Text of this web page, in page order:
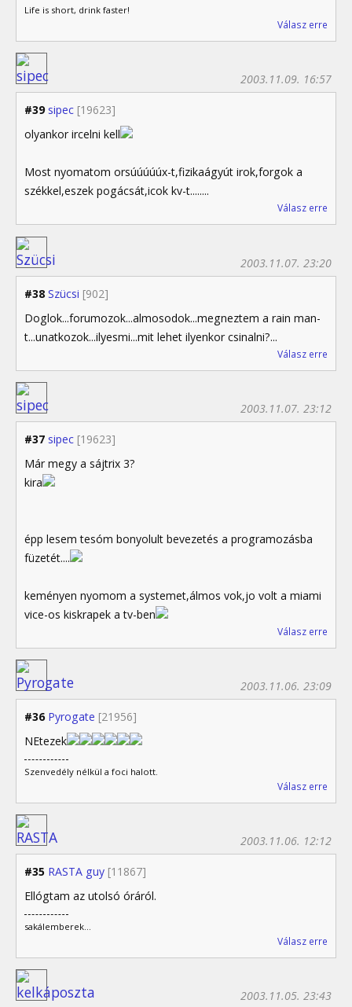
Life is short, drink faster!
Válasz erre
#39 sipec [19623]
2003.11.09. 16:57
olyankor ircelni kell
Most nyomatom orsúúúúúx-t,fizikaágyút irok,forgok a
székkel,eszek pogácsát,icok kv-t........
Válasz erre
#38 Szücsi [902]
2003.11.07. 23:20
Doglok...forumozok...almosodok...megneztem a rain man-
t...unatkozok...ilyesmi...mit lehet ilyenkor csinalni?...
Válasz erre
#37 sipec [19623]
2003.11.07. 23:12
Már megy a sájtrix 3?
kira
épp lesem tesóm bonyolult bevezetés a programozásba
füzetét....
keményen nyomom a systemet,álmos vok,jo volt a miami
vice-os kiskrapek a tv-ben
Válasz erre
#36 Pyrogate [21956]
2003.11.06. 23:09
NEtezek
Szenvedély nélkül a foci halott.
Válasz erre
#35 RASTA guy [11867]
2003.11.06. 12:12
Ellógtam az utolsó óráról.
sakálemberek...
Válasz erre
2003.11.05. 23:43